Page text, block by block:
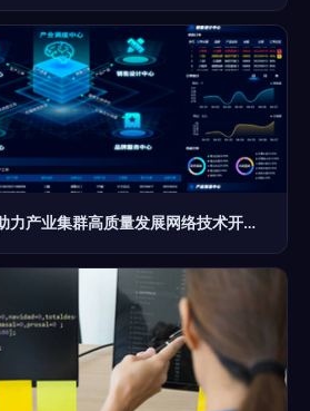
河北无极 “七大”举措助力产业集群高质量发展网络技术开发及设计